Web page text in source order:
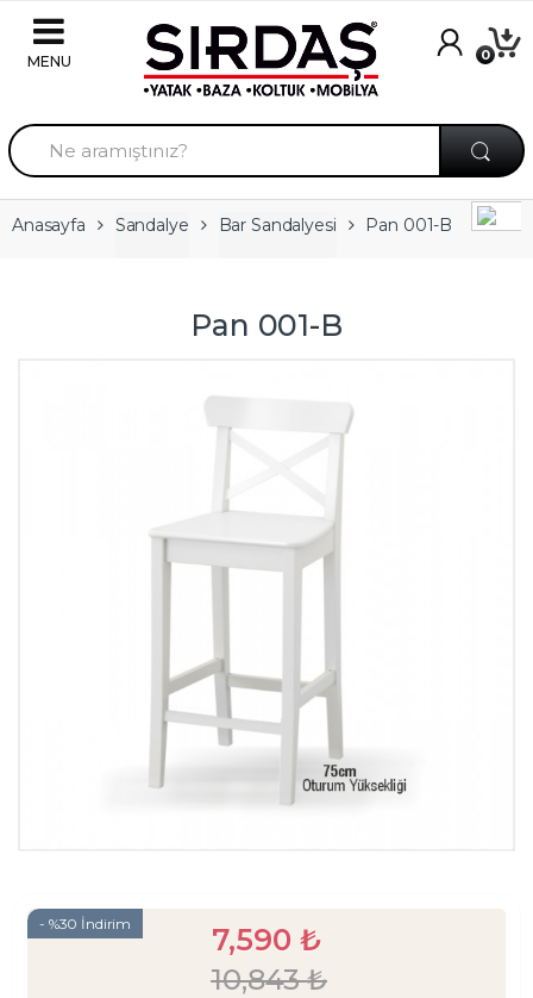
Skip to navigation
Skip to content
A
r
a
m
a
Anasayfa Sandalye Bar Sandalyesi Pan 001-B
Pan 001-B
- %30 İndirim 7,590 ₺
10,843₺
0